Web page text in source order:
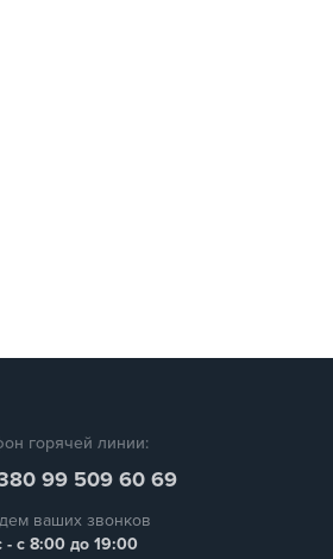
горячей линии:
99 509 60 69
ваших звонков
- с 8:00 до 19:00